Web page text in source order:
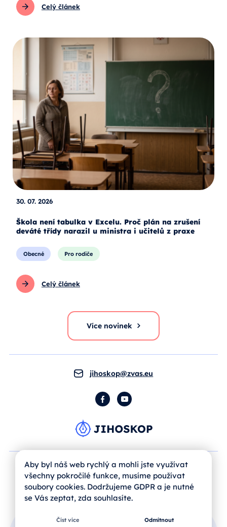
Celý článek
30. 07. 2026
Škola není tabulka v Excelu. Proč plán na zrušení
deváté třídy narazil u ministra i učitelů z praxe
Obecné Pro rodiče
Celý článek
Více novinek
jihoskop@zvas.eu
FacebookYouTube
Přihlášení uživatele
Aby byl náš web rychlý a mohli jste využívat
všechny pokročilé funkce, musíme používat
soubory cookies. Dodržujeme GDPR a je nutné
se Vás zeptat, zda souhlasíte.
Číst více Odmítnout